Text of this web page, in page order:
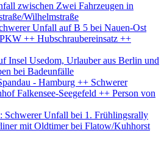
zwischen Zwei Fahrzeugen in
Wilhelmstraße
Unfall auf B 5 bei Nauen-Ost
++ Hubschraubereinsatz ++
Insel Usedom, Urlauber aus Berlin und
bei Badeunfälle
- Hamburg ++ Schwerer
Falkensee-Seegefeld ++ Person von
Schwerer Unfall bei 1. Frühlingsrally
mit Oldtimer bei Flatow/Kuhhorst